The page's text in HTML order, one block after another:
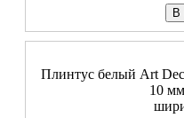
В
Плинтус белый Art
10